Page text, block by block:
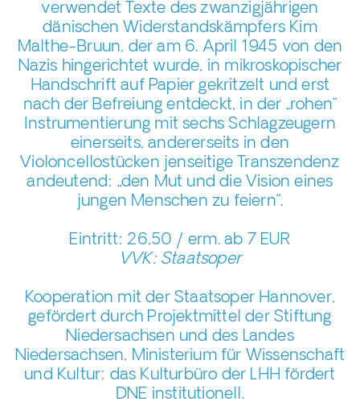
verwendet Texte des zwanzigjährigen
dänischen Widerstandskämpfers Kim
Malthe-Bruun, der am 6. April 1945 von den
Nazis hingerichtet wurde, in mikroskopischer
Handschrift auf Papier gekritzelt und erst
nach der Befreiung entdeckt, in der „rohen“
Instrumentierung mit sechs Schlagzeugern
einerseits, andererseits in den
Violoncellostücken jenseitige Transzendenz
andeutend: „den Mut und die Vision eines
jungen Menschen zu feiern“.
Eintritt: 26,50 / erm. ab 7 EUR
VVK: Staatsoper
Kooperation mit der Staatsoper Hannover,
gefördert durch Projektmittel der Stiftung
Niedersachsen und des Landes
Niedersachsen, Ministerium für Wissenschaft
und Kultur; das Kulturbüro der LHH fördert
DNE institutionell.